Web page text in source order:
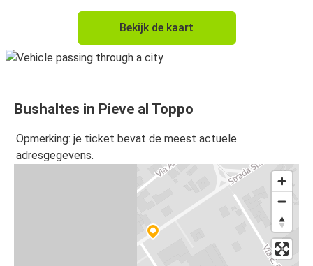
Bekijk de kaart
Bushaltes in Pieve al Toppo
Opmerking: je ticket bevat de meest actuele
adresgegevens.